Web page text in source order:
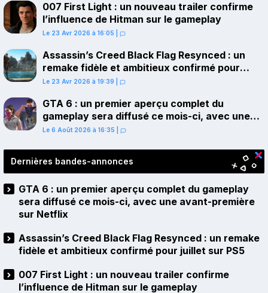
007 First Light : un nouveau trailer confirme
l’influence de Hitman sur le gameplay
Le 23 Avr 2026 à 16:05
Assassin’s Creed Black Flag Resynced : un
remake fidèle et ambitieux confirmé pour
juillet sur PS5
Le 23 Avr 2026 à 19:39
GTA 6 : un premier aperçu complet du
gameplay sera diffusé ce mois-ci, avec une
avant-première sur Netflix
Le 6 Août 2026 à 16:35
Dernières bandes-annonces
GTA 6 : un premier aperçu complet du gameplay
sera diffusé ce mois-ci, avec une avant-première
sur Netflix
Assassin’s Creed Black Flag Resynced : un remake
fidèle et ambitieux confirmé pour juillet sur PS5
007 First Light : un nouveau trailer confirme
l’influence de Hitman sur le gameplay